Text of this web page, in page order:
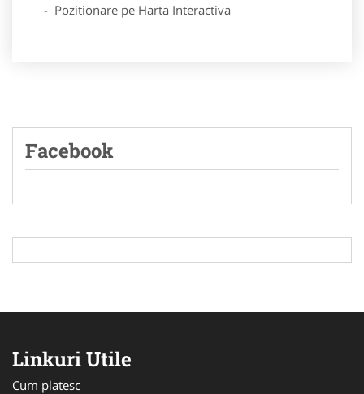
- Pozitionare pe Harta Interactiva
Facebook
Linkuri Utile
Cum platesc